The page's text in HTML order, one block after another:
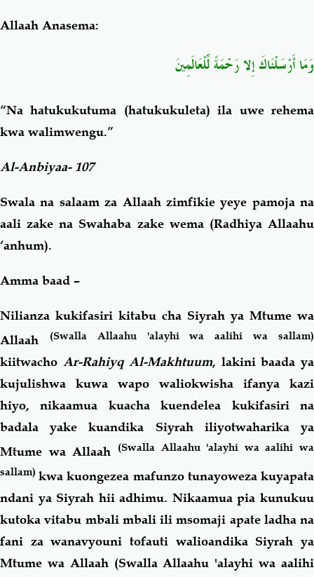
Allaah Anasema:
وَمَا أَرْسَلْنَاكَ إِلا رَحْمَةً لِّلْعَالَمِينَ
“Na hatukukutuma (hatukukuleta) ila uwe rehema
kwa walimwengu.”
Al-Anbiyaa- 107
Swala na salaam za Allaah zimfikie yeye pamoja na
aali zake na Swahaba zake wema (Radhiya Allaahu
‘anhum).
Amma baad –
Nilianza kukifasiri kitabu cha Siyrah ya Mtume wa
Allaah
(Swalla Allaahu 'alayhi wa aalihi wa sallam)
kiitwacho Ar-Rahiyq Al-Makhtuum, lakini baada ya
kujulishwa kuwa wapo waliokwisha ifanya kazi
hiyo, nikaamua kuacha kuendelea kukifasiri na
badala yake kuandika Siyrah iliyotwaharika ya
Mtume wa Allaah (Swalla Allaahu 'alayhi wa aalihi wa
sallam)kwa kuongezea mafunzo tunayoweza kuyapata
ndani ya Siyrah hii adhimu. Nikaamua pia kunukuu
kutoka vitabu mbali mbali ili msomaji apate ladha na
fani za wanavyouni tofauti walioandika Siyrah ya
Mtume wa Allaah (Swalla Allaahu 'alayhi wa aalihi